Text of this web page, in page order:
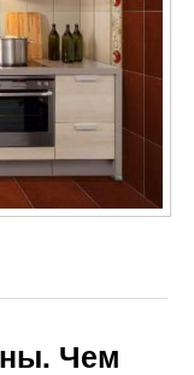
Чем